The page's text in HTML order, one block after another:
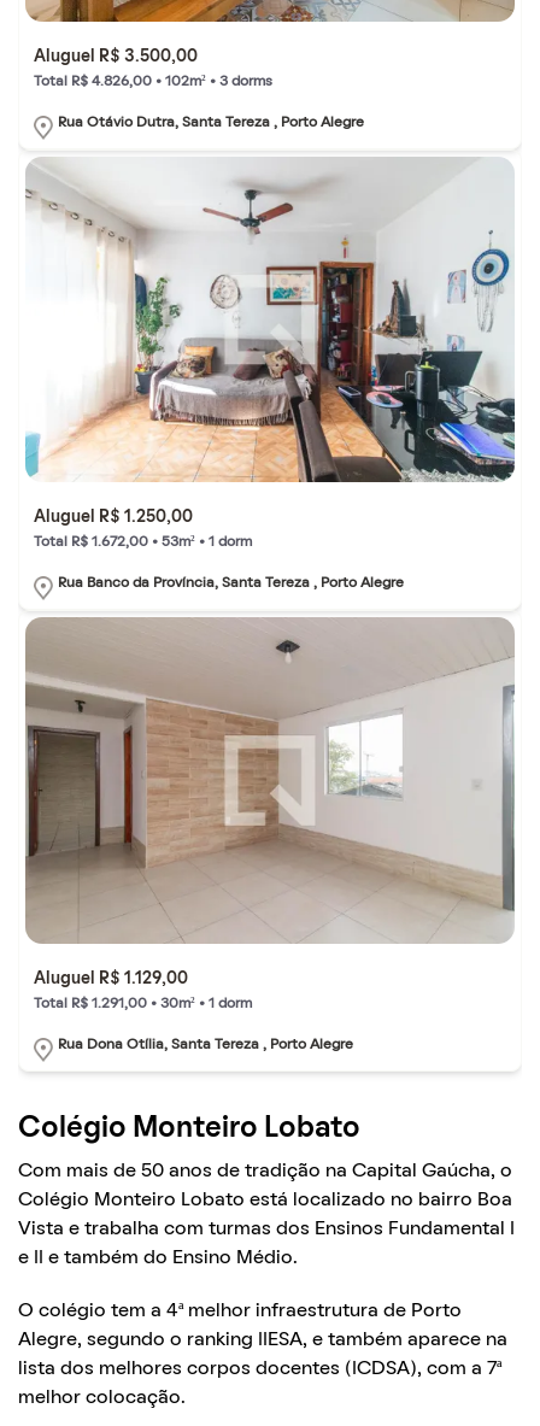
Aluguel R$ 3.500,00
Total R$ 4.826,00 • 102m² • 3 dorms
Rua Otávio Dutra, Santa Tereza , Porto Alegre
Aluguel R$ 1.250,00
Total R$ 1.672,00 • 53m² • 1 dorm
Rua Banco da Província, Santa Tereza , Porto Alegre
Aluguel R$ 1.129,00
Total R$ 1.291,00 • 30m² • 1 dorm
Rua Dona Otília, Santa Tereza , Porto Alegre
Colégio Monteiro Lobato
Com mais de 50 anos de tradição na Capital Gaúcha, o
Colégio Monteiro Lobato está localizado no bairro Boa
Vista e trabalha com turmas dos Ensinos Fundamental I
e II e também do Ensino Médio.
O colégio tem a 4ª melhor infraestrutura de Porto
Alegre, segundo o ranking IIESA, e também aparece na
lista dos melhores corpos docentes (ICDSA), com a 7ª
melhor colocação.